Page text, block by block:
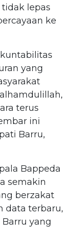
lepas
ke
yang
terus
ini
Barru,
Bappeda
semakin
berzakat
data terbaru,
yang